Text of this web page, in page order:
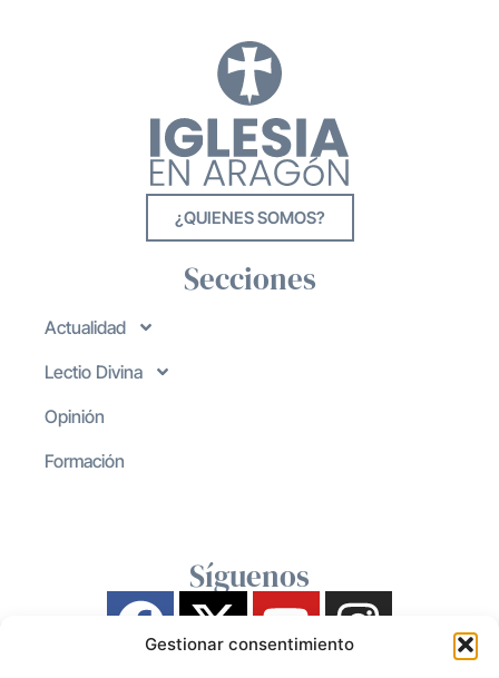
Gestionar consentimiento
¿QUIENES SOMOS?
Secciones
Actualidad
Lectio Divina
Opinión
Formación
Síguenos